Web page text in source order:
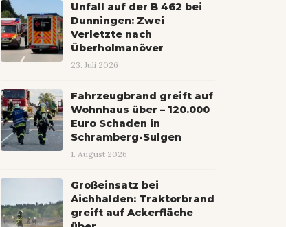
Unfall auf der B 462 bei
Dunningen: Zwei
Verletzte nach
Überholmanöver
23. Juli 2026
Fahrzeugbrand greift auf
Wohnhaus über – 120.000
Euro Schaden in
Schramberg-Sulgen
1. August 2026
Großeinsatz bei
Aichhalden: Traktorbrand
greift auf Ackerfläche